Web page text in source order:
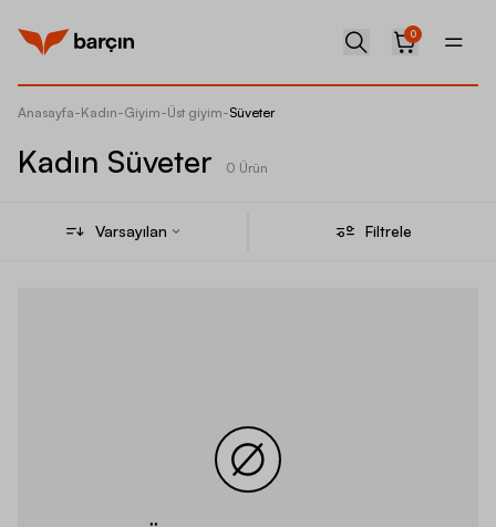
0
Anasayfa-Kadın-Giyim-Üst giyim-Süveter
Kadın Süveter 0 Ürün
Varsayılan Filtrele